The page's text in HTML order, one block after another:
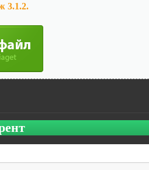
3.1.2.